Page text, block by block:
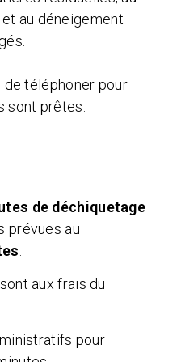
au déneigement
de téléphoner pour
sont prêtes.
de déchiquetage
prévues au
aux frais du
pour